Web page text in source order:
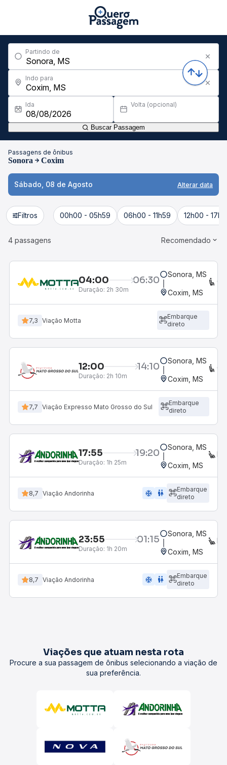
Partindo de
Indo para
Ida Volta (opcional)
Buscar Passagem
Passagens de ônibus
Sonora Coxim
Sábado, 08 de Agosto Alterar data
Filtros 00h00 - 05h59 06h00 - 11h59 12h00 -
4 passagens Recomendado
04:00 06:30
Duração: 2h 30m
Sonora, MS
Coxim, MS
7,3 Viação Motta
Embarque
direto
12:00 14:10
Duração: 2h 10m
Sonora, MS
Coxim, MS
7,7 Viação Expresso Mato Grosso do Sul
Embarque
direto
17:55 19:20
Duração: 1h 25m
Sonora, MS
Coxim, MS
8,7 Viação Andorinha ac_unit wc
Embarque
direto
23:55 01:15
Duração: 1h 20m
Sonora, MS
Coxim, MS
8,7 Viação Andorinha ac_unit wc
Embarque
direto
Viações que atuam nesta rota
Procure a sua passagem de ônibus selecionando a viação de
sua preferência.